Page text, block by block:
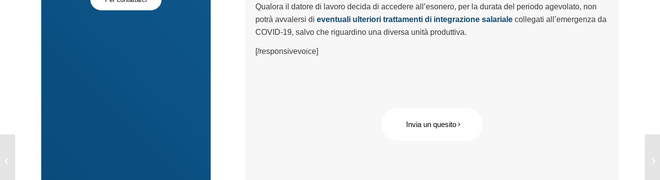
Qualora il datore di lavoro decida di accedere all’esonero, per la durata del periodo agevolato, non
potrà avvalersi di eventuali ulteriori trattamenti di integrazione salarialecollegati all’emergenza da
COVID-19, salvo che riguardino una diversa unità produttiva.
[/responsivevoice]
Invia un quesito